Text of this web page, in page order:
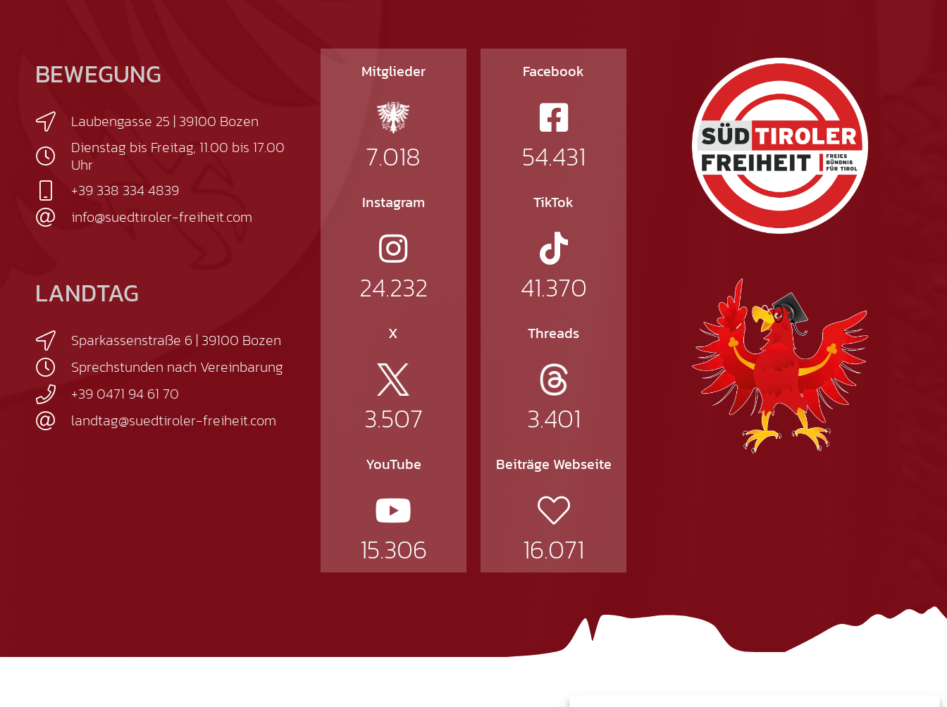
BEWEGUNG
Laubengasse 25 | 39100 Bozen
Dienstag bis Freitag, 11.00 bis 17.00
Uhr
+39 338 334 4839
info@suedtiroler-freiheit.com
LANDTAG
Sparkassenstraße 6 | 39100 Bozen
Sprechstunden nach Vereinbarung
+39 0471 94 61 70
landtag@suedtiroler-freiheit.com
Mitglieder
7.018
Facebook
54.431
Instagram
24.232
TikTok
41.370
X
3.507
Threads
3.401
YouTube
15.306
Beiträge Webseite
16.071